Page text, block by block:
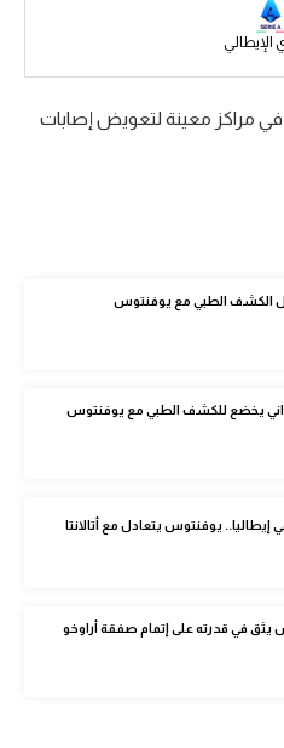
الإيطالي
في مراكز معينة لتعويض إصابات
الكشف الطبي مع يوفنتوس
يخضع للكشف الطبي مع يوفنتوس
إيطاليا.. يوفنتوس يتعادل مع أتالانتا
يثق في قدرته على إتمام صفقة أراوخو